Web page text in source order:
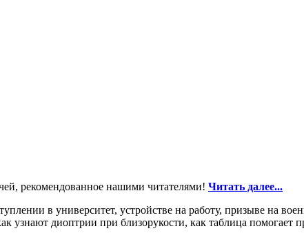
рекомендованное нашими читателями! Читать далее...
в университет, устройстве на работу, призыве на
узнают диоптрии при близорукости, как таблица помогает